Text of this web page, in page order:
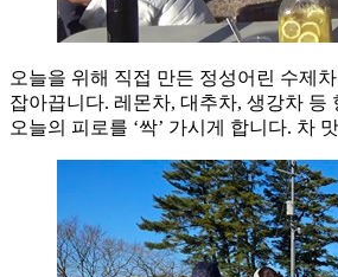
오늘을 위해 직접 만든 정성어린 수제
잡아끕니다. 레몬차, 대추차, 생강차 등
오늘의 피로를 ‘싹’ 가시게 합니다. 차